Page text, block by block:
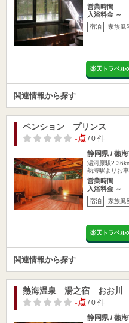
営業時間
入浴料金 ～
宿泊 家族風
楽天トラベル
関連情報から探す
ペンション プリンス
-点 / 0 件
静岡県 / 熱
湯河原駅
熱海駅よりお
営業時間
入浴料金 ～
宿泊 家族風
楽天トラベル
関連情報から探す
熱海温泉 湯之宿 おお川
-点 / 0 件
静岡県 / 熱